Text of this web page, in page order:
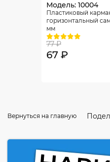
Модель: 10004
Пластиковый
горизонтальный
мм
77 ₽
67 ₽
Вернуться на главную